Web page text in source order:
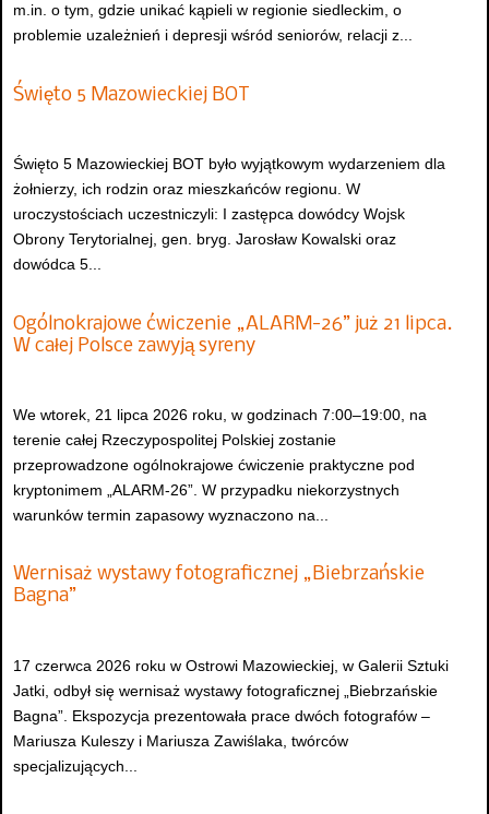
m.in. o tym, gdzie unikać kąpieli w regionie siedleckim, o
problemie uzależnień i depresji wśród seniorów, relacji z...
Święto 5 Mazowieckiej BOT
Święto 5 Mazowieckiej BOT było wyjątkowym wydarzeniem dla
żołnierzy, ich rodzin oraz mieszkańców regionu. W
uroczystościach uczestniczyli: I zastępca dowódcy Wojsk
Obrony Terytorialnej, gen. bryg. Jarosław Kowalski oraz
dowódca 5...
Ogólnokrajowe ćwiczenie „ALARM-26” już 21 lipca.
W całej Polsce zawyją syreny
We wtorek, 21 lipca 2026 roku, w godzinach 7:00–19:00, na
terenie całej Rzeczypospolitej Polskiej zostanie
przeprowadzone ogólnokrajowe ćwiczenie praktyczne pod
kryptonimem „ALARM-26”. W przypadku niekorzystnych
warunków termin zapasowy wyznaczono na...
Wernisaż wystawy fotograficznej „Biebrzańskie
Bagna”
17 czerwca 2026 roku w Ostrowi Mazowieckiej, w Galerii Sztuki
Jatki, odbył się wernisaż wystawy fotograficznej „Biebrzańskie
Bagna”. Ekspozycja prezentowała prace dwóch fotografów –
Mariusza Kuleszy i Mariusza Zawiślaka, twórców
specjalizujących...